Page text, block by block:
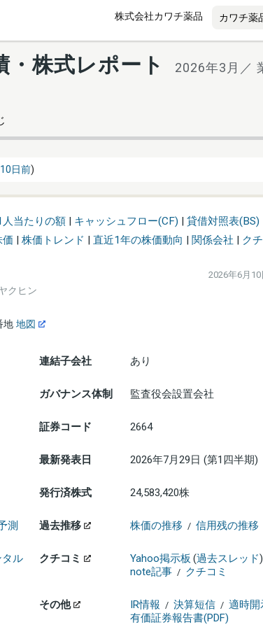
株式会社カワチ薬品
株式レポート
2026年3月／
10日前)
当たりの額| キャッシュフロー(CF) | 貸借対照表(BS)
価 | 株価トレンド | 直近1年の株価動向 | 関係会社 | ク
クヒン
2026年6月
地 地図
連結子会社 あり
ガバナンス体制 監査役会設置会社
証券コード 2664
最新発表日 2026年7月29日 (第1四半期)
発行済株式 24,583,420株
測 過去推移 株価の推移 / 信用残の推移
ル
クチコミ Yahoo掲示板 (過去スレッド)
note記事 / クチコミ
その他 IR情報 / 決算短信 / 適時開
有価証券報告書(PDF)